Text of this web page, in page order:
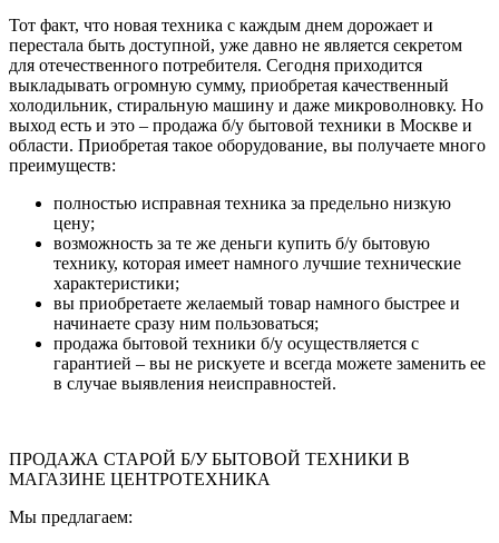
Тот факт, что новая техника с каждым днем дорожает и
перестала быть доступной, уже давно не является секретом
для отечественного потребителя. Сегодня приходится
выкладывать огромную сумму, приобретая качественный
холодильник, стиральную машину и даже микроволновку. Но
выход есть и это – продажа б/у бытовой техники в Москве и
области. Приобретая такое оборудование, вы получаете много
преимуществ:
полностью исправная техника за предельно низкую
цену;
возможность за те же деньги купить б/у бытовую
технику, которая имеет намного лучшие технические
характеристики;
вы приобретаете желаемый товар намного быстрее и
начинаете сразу ним пользоваться;
продажа бытовой техники б/у осуществляется с
гарантией – вы не рискуете и всегда можете заменить ее
в случае выявления неисправностей.
ПРОДАЖА СТАРОЙ Б/У БЫТОВОЙ ТЕХНИКИ В
МАГАЗИНЕ ЦЕНТРОТЕХНИКА
Мы предлагаем: